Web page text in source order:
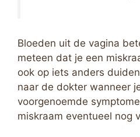
Bloeden uit de vagina
meteen dat je een
ook op iets anders
naar de dokter wanneer
voorgenoemde
miskraam eventueel nog